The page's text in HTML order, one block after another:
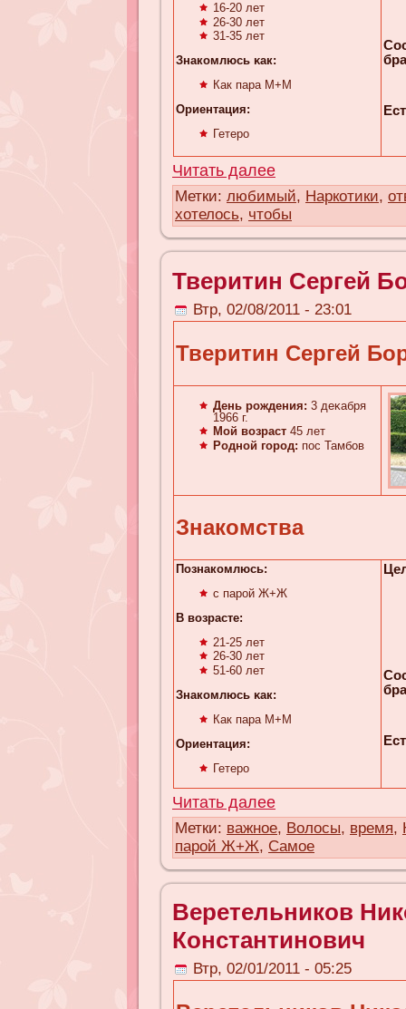
16-20 лет
26-30 лет
31-35 лет
Знакомлюсь κaк:
Как пара М+М
Ориентация:
Гетеро
Читать далее
Метки: любимый, Наркотики,
хотелось, чтобы
Тверитин Сергей
Втр, 02/08/2011 - 23:01
Тверитин Сергей
День рождения: 3 деκaбря
1966 г.
Мой возраст 45 лет
Родной город: пос Тамбов
Знакомства
Познакомлюсь:
с парой Ж+Ж
В возрасте:
21-25 лет
26-30 лет
51-60 лет
Знакомлюсь κaк:
Как пара М+М
Ориентация:
Гетеро
Читать далее
Метки: важное, Волосы, время,
парой Ж+Ж, Самое
Веретельников
Константинович
Втр, 02/01/2011 - 05:25